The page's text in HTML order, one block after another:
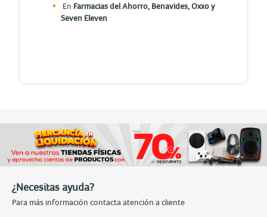
En Farmacias del Ahorro, Benavides, Oxxo y
Seven Eleven
¿Necesitas ayuda?
Para más información contacta atención a cliente